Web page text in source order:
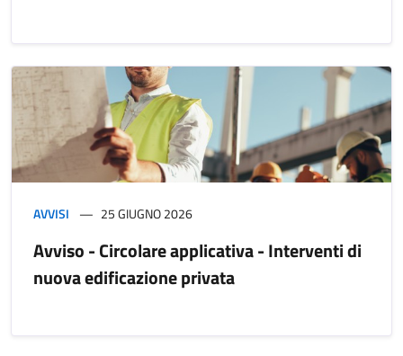
AVVISI 25 GIUGNO 2026
Avviso - Circolare applicativa - Interventi di
nuova edificazione privata